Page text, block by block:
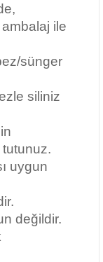
ambalaj ile
sünger
siliniz
tutunuz.
uygun
değildir.